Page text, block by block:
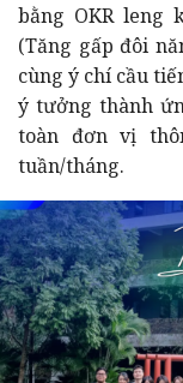
bằng OKR leng
(Tăng gấp đôi
cùng ý chí cầu
ý tưởng thành
toàn đơn vị
tuần/tháng.